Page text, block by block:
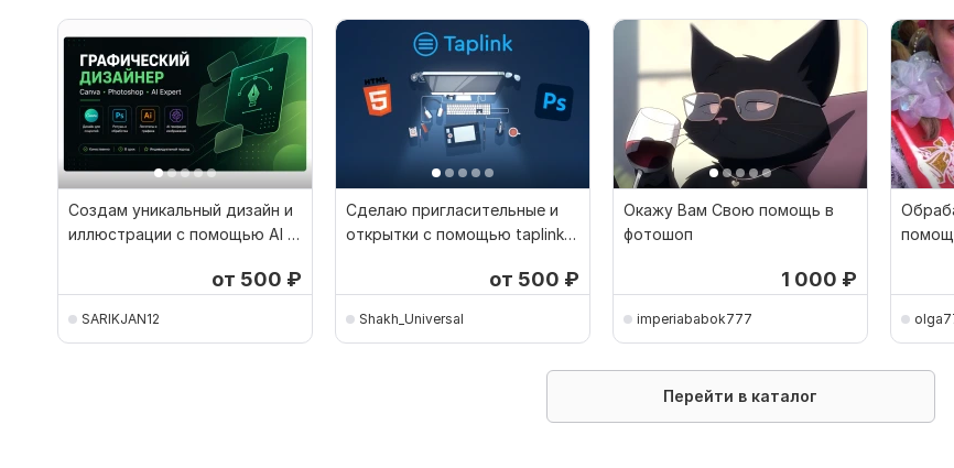
Создам уникальный дизайн и
иллюстрации с помощью AI и
от 500 ₽
SARIKJAN12
Сделаю пригласительные и
открытки с помощью taplink
от 500 ₽
Shakh_Universal
Окажу Вам Свою помощь в
фотошоп
1 000 ₽
imperiababok777
Перейти в каталог